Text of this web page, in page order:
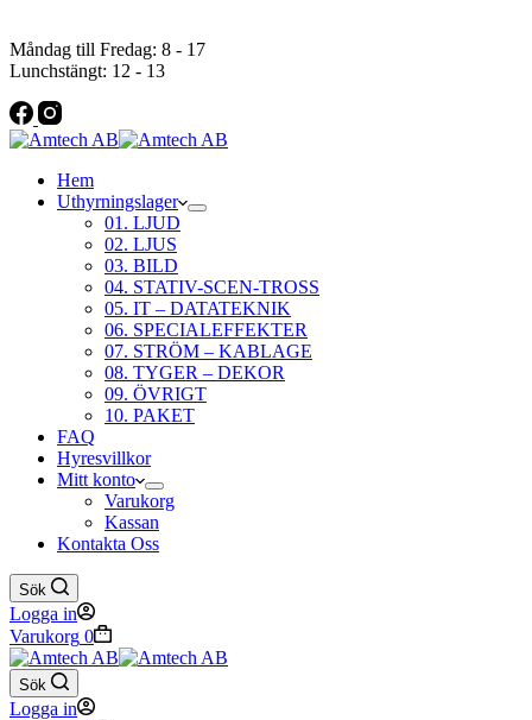
Måndag till Fredag: 8 - 17
Lunchstängt: 12 - 13
Hem
Uthyrningslager
01. LJUD
02. LJUS
03. BILD
04. STATIV-SCEN-TROSS
05. IT – DATATEKNIK
06. SPECIALEFFEKTER
07. STRÖM – KABLAGE
08. TYGER – DEKOR
09. ÖVRIGT
10. PAKET
FAQ
Hyresvillkor
Mitt konto
Varukorg
Kassan
Kontakta Oss
Sök
Logga in
Varukorg 0
Sök
Logga in